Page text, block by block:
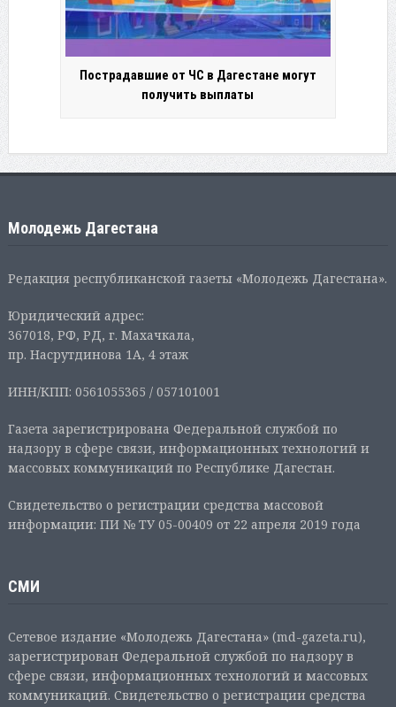
Пострадавшие от ЧС в Дагестане могут
получить выплаты
Молодежь Дагестана
Редакция республиканской газеты «Молодежь Дагестана».
Юридический адрес:
367018, РФ, РД, г. Махачкала,
пр. Насрутдинова 1А, 4 этаж
ИНН/КПП: 0561055365 / 057101001
Газета зарегистрирована Федеральной службой по
надзору в сфере связи, информационных технологий и
массовых коммуникаций по Республике Дагестан.
Свидетельство о регистрации средства массовой
информации: ПИ № ТУ 05-00409 от 22 апреля 2019 года
СМИ
Сетевое издание «Молодежь Дагестана» (md-gazeta.ru),
зарегистрирован Федеральной службой по надзору в
сфере связи, информационных технологий и массовых
коммуникаций. Свидетельство о регистрации средства